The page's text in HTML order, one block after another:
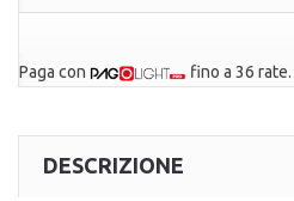
Paga con fino a 36 rate.
DESCRIZIONE